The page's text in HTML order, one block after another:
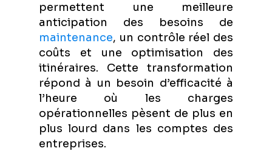
permettent une meilleure
anticipation des besoins de
maintenance, un contrôle réel des
coûts et une optimisation des
itinéraires. Cette transformation
répond à un besoin d’efficacité à
l’heure où les charges
opérationnelles pèsent de plus en
plus lourd dans les comptes des
entreprises.